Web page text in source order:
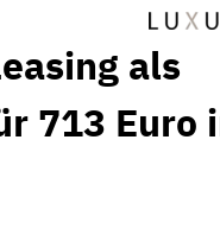
als
713 Euro